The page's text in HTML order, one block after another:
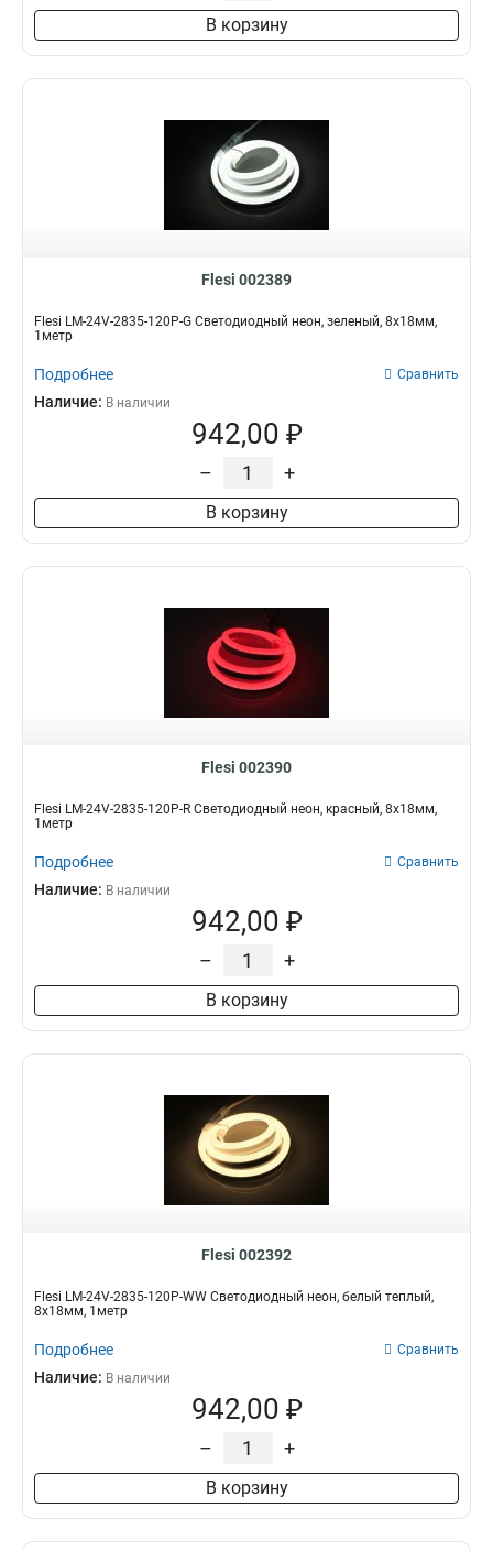
В корзину
Flesi 002389
Flesi LM-24V-2835-120P-G Светодиодный неон, зеленый, 8х18мм,
1метр
Подробнее Сравнить
Наличие: В наличии
942,00 ₽
– +
В корзину
Flesi 002390
Flesi LM-24V-2835-120P-R Светодиодный неон, красный, 8х18мм,
1метр
Подробнее Сравнить
Наличие: В наличии
942,00 ₽
– +
В корзину
Flesi 002392
Flesi LM-24V-2835-120P-WW Светодиодный неон, белый теплый,
8х18мм, 1метр
Подробнее Сравнить
Наличие: В наличии
942,00 ₽
– +
В корзину